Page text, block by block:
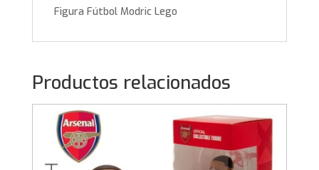
Figura Fútbol Modric Lego
Productos relacionados